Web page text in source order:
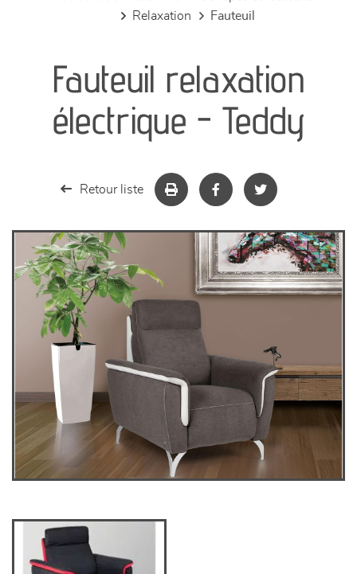
séjours
meubles de complément
décoration
relaxation
fauteuil
Fauteuil relaxation
électrique - Teddy
Retour liste